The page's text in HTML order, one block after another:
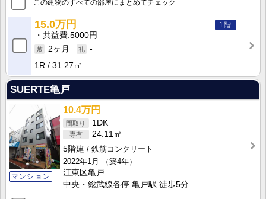
この建物のすべての部屋にまとめてチェック
1階
15.0万円
共益費 5000円
2ヶ月
-
1R
31.27㎡
SUERTE亀戸
マンション
10.4万円
1DK
24.11㎡
5階建
鉄筋コンクリート
2022年1月
（築4年）
江東区亀戸
中央・総武線各停 亀戸駅 徒歩5分